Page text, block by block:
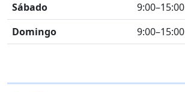
Sábado
9:00–15:00
Domingo
9:00–15:00